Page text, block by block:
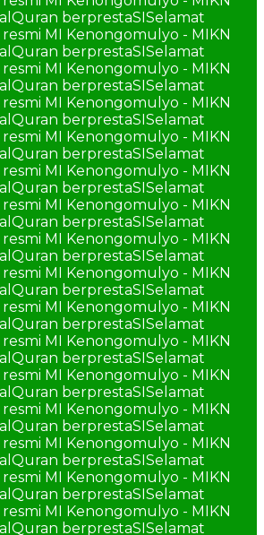
berprestaSISelamat
MI Kenongomulyo - MIKN
berprestaSISelamat
MI Kenongomulyo - MIKN
berprestaSISelamat
MI Kenongomulyo - MIKN
berprestaSISelamat
MI Kenongomulyo - MIKN
berprestaSISelamat
MI Kenongomulyo - MIKN
berprestaSISelamat
MI Kenongomulyo - MIKN
berprestaSISelamat
MI Kenongomulyo - MIKN
berprestaSISelamat
MI Kenongomulyo - MIKN
berprestaSISelamat
MI Kenongomulyo - MIKN
berprestaSISelamat
MI Kenongomulyo - MIKN
berprestaSISelamat
MI Kenongomulyo - MIKN
berprestaSISelamat
MI Kenongomulyo - MIKN
berprestaSISelamat
MI Kenongomulyo - MIKN
berprestaSISelamat
MI Kenongomulyo - MIKN
berprestaSISelamat
MI Kenongomulyo - MIKN
berprestaSISelamat